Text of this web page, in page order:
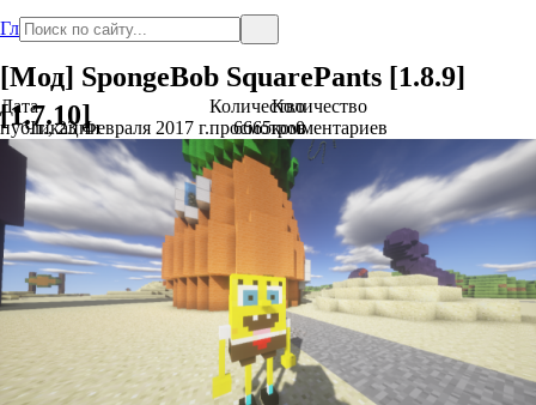
Главная
[Мод] SpongeBob SquarePants [1.8.9]
[1.7.10]
Дата
публикации
Чт., 23 Февраля 2017 г.
Количество
просмотров
6665
Количество
комментариев
0